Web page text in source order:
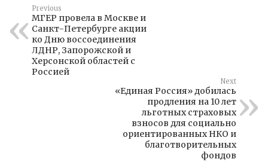
Previous
МГЕР провела в Москве и
Санкт-Петербурге акции
ко Дню воссоединения
ЛДНР, Запорожской и
Херсонской областей с
Россией
Next
«Единая Россия» добилась
продления на 10 лет
льготных страховых
взносов для социально
ориентированных НКО и
благотворительных
фондов